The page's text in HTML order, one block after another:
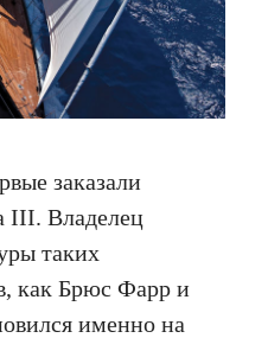
заказали
III. Владелец
таких
как Брюс Фарр и
именно на